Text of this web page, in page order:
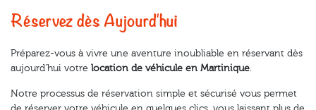
Réservez dès Aujourd'hui
Préparez-vous à vivre une aventure inoubliable en réservant dès
aujourd'hui votre location de véhicule en Martinique.
Notre processus de réservation simple et sécurisé vous permet